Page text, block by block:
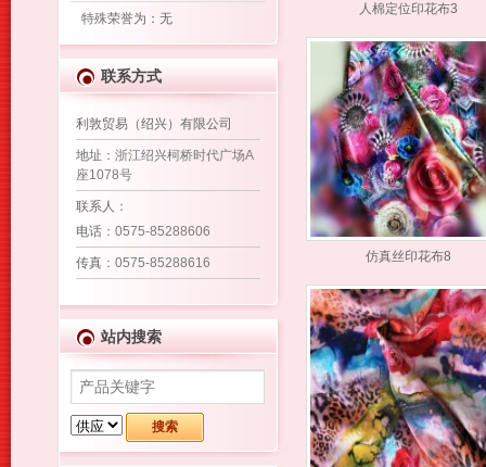
特殊荣誉为：无
联系方式
利敦贸易（绍兴）有限公司
地址 ：浙江绍兴柯桥时代广场A
座1078号
联系人 ：
电话 ：0575-85288606
传真 ：0575-85288616
站内搜索
人棉定位印花布3
仿真丝印花布8